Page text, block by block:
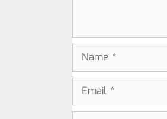
Name
Email